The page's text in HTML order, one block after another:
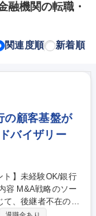
融機関の転職・
関連度順 新着順
の顧客基盤が
バイザリー
て、後継者不在の中
価値向上に取り組